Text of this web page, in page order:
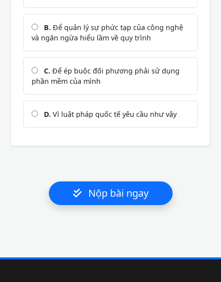
B. Để quản lý sự phức tạp của công nghệ
và ngăn ngừa hiểu lầm về quy trình
C. Để ép buộc đối phương phải sử dụng
phần mềm của mình
D. Vì luật pháp quốc tế yêu cầu như vậy
Nộp bài ngay